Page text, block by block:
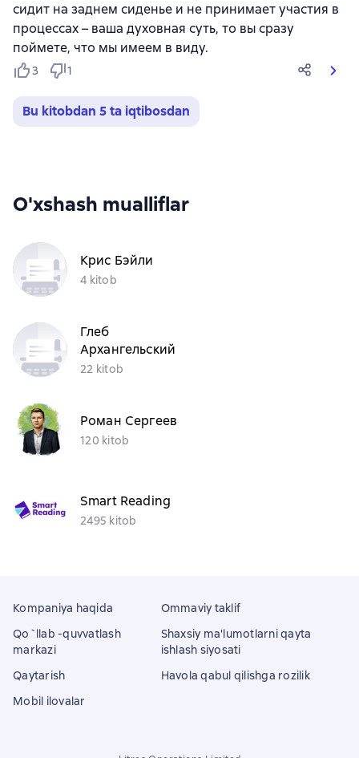
сидит на заднем сиденье и не принимает участия в
процессах – ваша духовная суть, то вы сразу
поймете, что мы имеем в виду.
3 1
Bu kitobdan 5 ta iqtibosdan
O'xshash mualliflar
Крис Бэйли
4 kitob
Глеб
Архангельский
22 kitob
Роман Сергеев
120 kitob
Smart Reading
2495 kitob
Kompaniya haqida
Qo`llab -quvvatlash
markazi
Qaytarish
Mobil ilovalar
Ommaviy taklif
Shaxsiy ma'lumotlarni qayta
ishlash siyosati
Havola qabul qilishga rozilik